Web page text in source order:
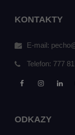
KONTAKTY
E-mail:
Telefon: 777
ODKAZY